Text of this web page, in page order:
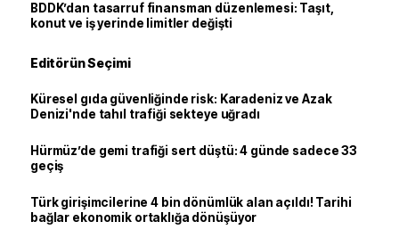
BDDK’dan tasarruf finansman düzenlemesi: Taşıt,
konut ve iş yerinde limitler değişti
Editörün Seçimi
Küresel gıda güvenliğinde risk: Karadeniz ve Azak
Denizi'nde tahıl trafiği sekteye uğradı
Hürmüz’de gemi trafiği sert düştü: 4 günde sadece 33
geçiş
Türk girişimcilerine 4 bin dönümlük alan açıldı! Tarihi
bağlar ekonomik ortaklığa dönüşüyor